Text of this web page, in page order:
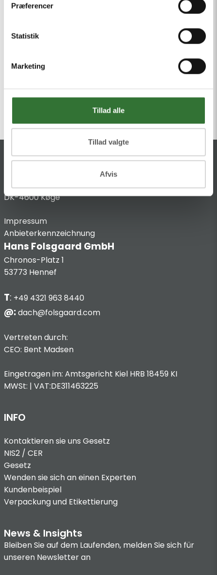
Præferencer
Statistik
Marketing
Tillad alle
Tillad valgte
Afvis
KONTAKT
DK-4600 Køge
Impressum
Anbieterkennzeichnung
Hans Folsgaard GmbH
Chronos-Platz 1
53773 Hennef
T: +49 4321 963 8440
@:dach@folsgaard.com
Vertreten durch:
CEO: Bent Madsen
Eingetragen im: Amtsgericht Kiel HRB 18459 KI
MWSt: | VAT:DE311463225
INFO
Kontaktieren sie uns Gesetz
NIS2 / CER
Gesetz
Wenden sie sich an einen Experten
Kundenbeispiel
Verpackung und Etikettierung
News & Insights
Bleiben Sie auf dem Laufenden, melden Sie sich für
unseren Newsletter an